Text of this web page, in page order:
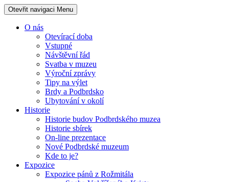
Otevřit navigaci Menu
O nás
Otevírací doba
Vstupné
Návštěvní řád
Svatba v muzeu
Výroční zprávy
Tipy na výlet
Brdy a Podbrdsko
Ubytování v okolí
Historie
Historie budov Podbrdského muzea
Historie sbírek
On-line prezentace
Nové Podbrdské muzeum
Kde to je?
Expozice
Expozice pánů z Rožmitála